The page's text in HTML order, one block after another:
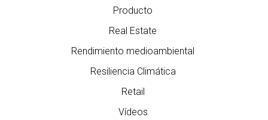
Producto
Real Estate
Rendimiento medioambiental
Resiliencia Climática
Retail
Vídeos